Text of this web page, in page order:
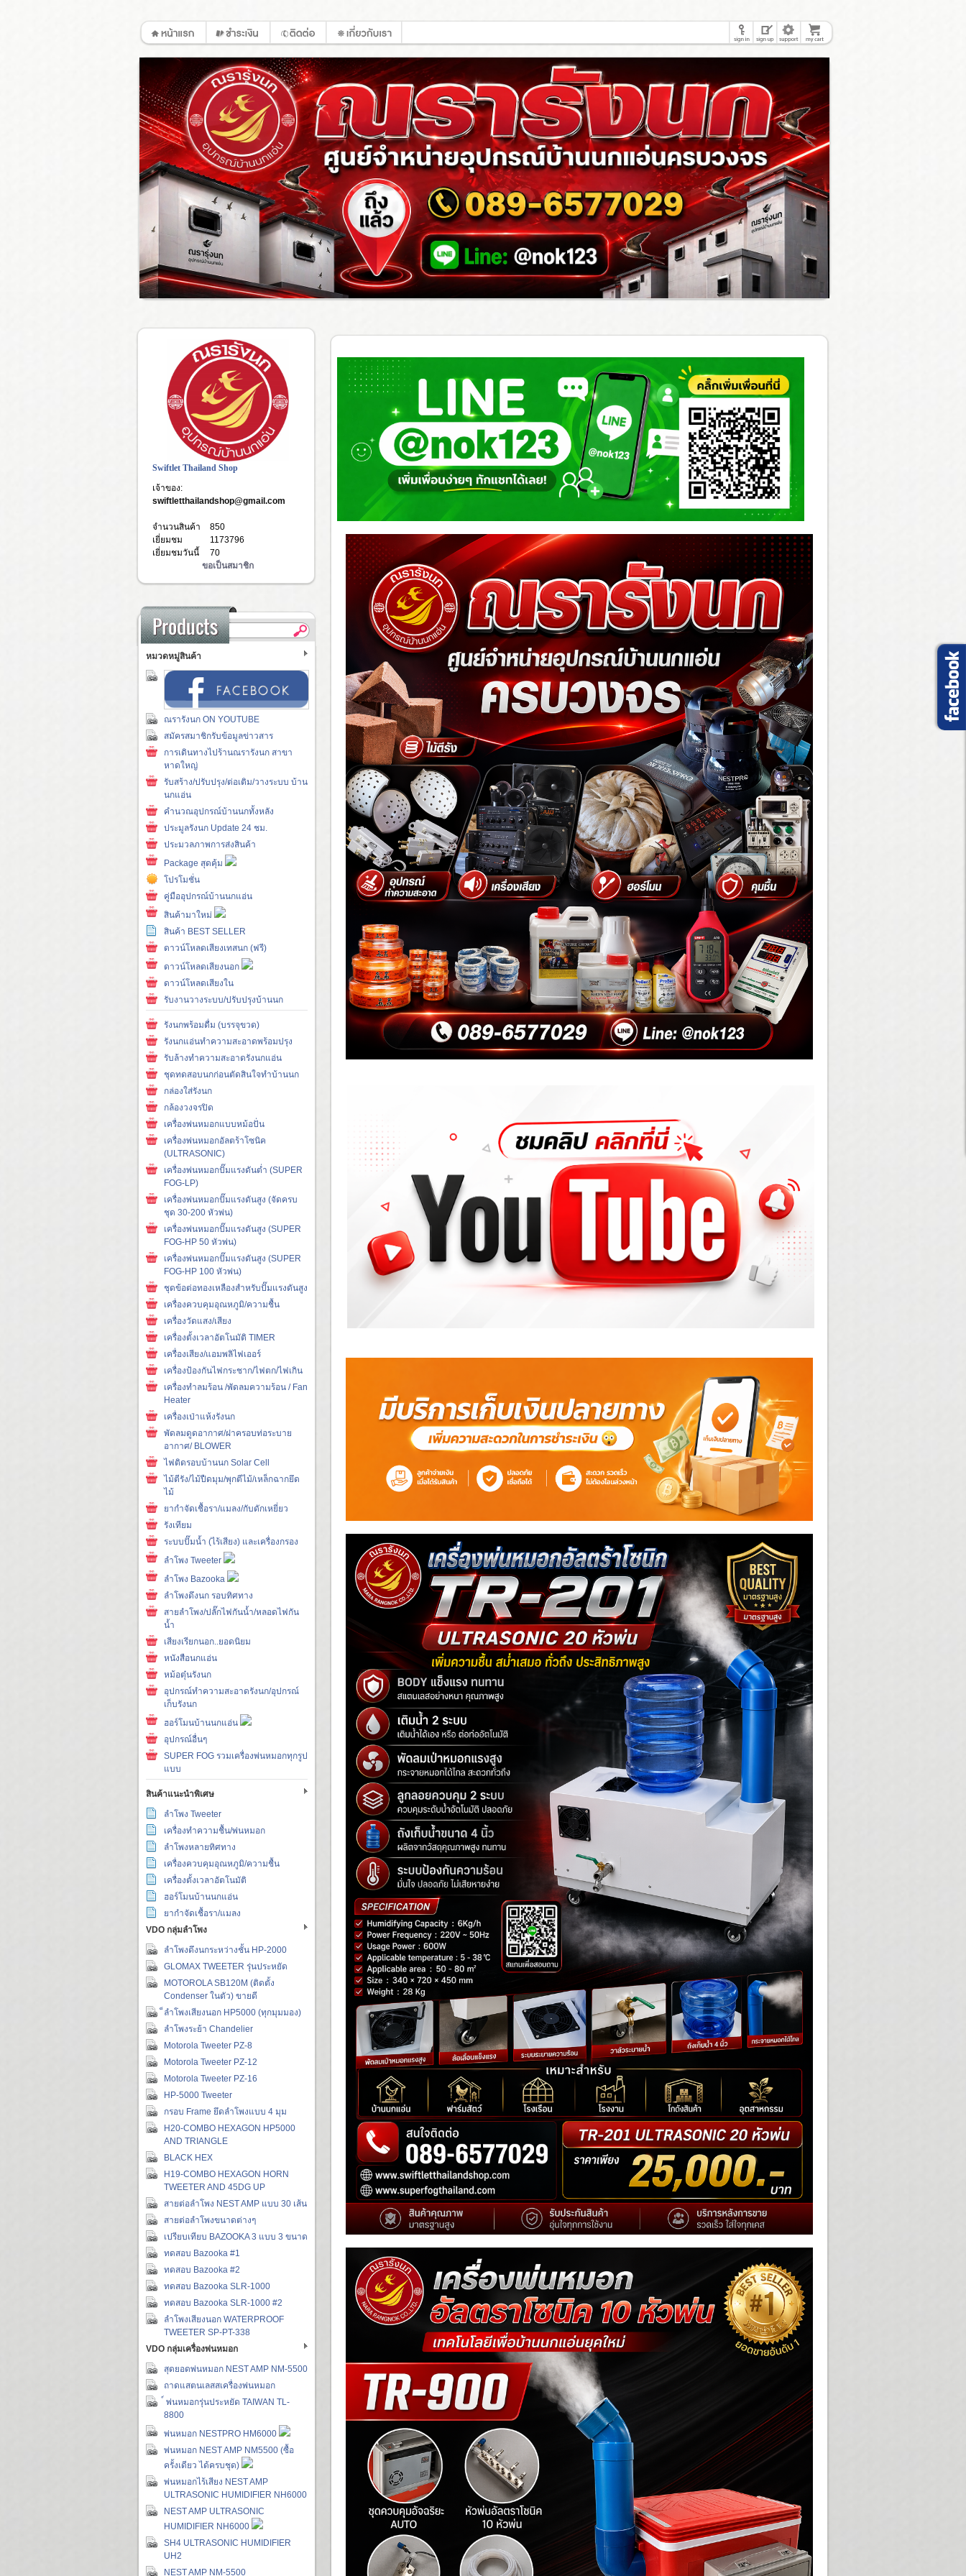
Swiftlet Thailand Shop
เจ้าของ:
swiftletthailandshop@gmail.com
จำนวนสินค้า
850
เยี่ยมชม
1173796
เยี่ยมชมวันนี้
70
ขอเป็นสมาชิก
หมวดหมู่สินค้า
ณรารังนก ON YOUTUBE
สมัครสมาชิกรับข้อมูลข่าวสาร
การเดินทางไปร้านณรารังนก สาขา
หาดใหญ่
รับสร้าง/ปรับปรุง/ต่อเติม/วางระบบ บ้าน
นกแอ่น
คำนวณอุปกรณ์บ้านนกทั้งหลัง
ประมูลรังนก Update 24 ชม.
ประมวลภาพการส่งสินค้า
Package สุดคุ้ม
โปรโมชั่น
คู่มืออุปกรณ์บ้านนกแอ่น
สินค้ามาใหม่
สินค้า BEST SELLER
ดาวน์โหลดเสียงเทสนก (ฟรี)
ดาวน์โหลดเสียงนอก
ดาวน์โหลดเสียงใน
รับงานวางระบบ/ปรับปรุงบ้านนก
รังนกพร้อมดื่ม (บรรจุขวด)
รังนกแอ่นทำความสะอาดพร้อมปรุง
รับล้างทำความสะอาดรังนกแอ่น
ชุดทดสอบนกก่อนตัดสินใจทำบ้านนก
กล่องใส่รังนก
กล้องวงจรปิด
เครื่องพ่นหมอกแบบหม้อปั่น
เครื่องพ่นหมอกอัลตร้าโซนิค
(ULTRASONIC)
เครื่องพ่นหมอกปั๊มแรงดันต่ำ (SUPER
FOG-LP)
เครื่องพ่นหมอกปั๊มแรงดันสูง (จัดครบ
ชุด 30-200 หัวพ่น)
เครื่องพ่นหมอกปั๊มแรงดันสูง (SUPER
FOG-HP 50 หัวพ่น)
เครื่องพ่นหมอกปั๊มแรงดันสูง (SUPER
FOG-HP 100 หัวพ่น)
ชุดข้อต่อทองเหลืองสำหรับปั๊มแรงดันสูง
เครื่องควบคุมอุณหภูมิ/ความชื้น
เครื่องวัดแสง/เสียง
เครื่องตั้งเวลาอัตโนมัติ TIMER
เครื่องเสียง/แอมพลิไฟเออร์
เครื่องป้องกันไฟกระชาก/ไฟตก/ไฟเกิน
เครื่องทำลมร้อน /พัดลมความร้อน / Fan
Heater
เครื่องเป่าแห้งรังนก
พัดลมดูดอากาศ/ฝาครอบท่อระบาย
อากาศ/ BLOWER
ไฟติดรอบบ้านนก Solar Cell
ไม้ตีรัง/ไม้ปืดมุม/พุกตีไม้/เหล็กฉากยึด
ไม้
ยากำจัดเชื้อรา/แมลง/กับดักเหยี่ยว
รังเทียม
ระบบปั๊มน้ำ (ไร้เสียง) และเครื่องกรอง
ลำโพง Tweeter
ลำโพง Bazooka
ลำโพงดึงนก รอบทิศทาง
สายลำโพง/ปลั๊กไฟกันน้ำ/หลอดไฟกัน
น้ำ
เสียงเรียกนอก..ยอดนิยม
หนังสือนกแอ่น
หม้อตุ๋นรังนก
อุปกรณ์ทำความสะอาดรังนก/อุปกรณ์
เก็บรังนก
ฮอร์โมนบ้านนกแอ่น
อุปกรณ์อื่นๆ
SUPER FOG รวมเครื่องพ่นหมอกทุกรูป
แบบ
สินค้าแนะนำพิเศษ
ลำโพง Tweeter
เครื่องทำความชื้น/พ่นหมอก
ลำโพงหลายทิศทาง
เครื่องควบคุมอุณหภูมิ/ความชื้น
เครื่องตั้งเวลาอัตโนมัติ
ฮอร์โมนบ้านนกแอ่น
ยากำจัดเชื้อรา/แมลง
VDO กลุ่มลำโพง
ลำโพงดึงนกระหว่างชั้น HP-2000
GLOMAX TWEETER รุ่นประหยัด
MOTOROLA SB120M (ติดตั้ง
Condenser ในตัว) ขายดี
็ลำโพงเสียงนอก HP5000 (ทุกมุมมอง)
ลำโพงระย้า Chandelier
Motorola Tweeter PZ-8
Motorola Tweeter PZ-12
Motorola Tweeter PZ-16
HP-5000 Tweeter
กรอบ Frame ยึดลำโพงแบบ 4 มุม
H20-COMBO HEXAGON HP5000
AND TRIANGLE
BLACK HEX
H19-COMBO HEXAGON HORN
TWEETER AND 45DG UP
สายต่อลำโพง NEST AMP แบบ 30 เส้น
สายต่อลำโพงขนาดต่างๆ
เปรียบเทียบ BAZOOKA 3 แบบ 3 ขนาด
ทดสอบ Bazooka #1
ทดสอบ Bazooka #2
ทดสอบ Bazooka SLR-1000
ทดสอบ Bazooka SLR-1000 #2
ลำโพงเสียงนอก WATERPROOF
TWEETER SP-PT-338
VDO กลุ่มเครื่องพ่นหมอก
สุดยอดพ่นหมอก NEST AMP NM-5500
ถาดแสตนเลสสเครื่องพ่นหมอก
์ พ่นหมอกรุ่นประหยัด TAIWAN TL-
8800
พ่นหมอก NESTPRO HM6000
พ่นหมอก NEST AMP NM5500 (ซื้อ
ครั้งเดียว ได้ครบชุด)
พ่นหมอกไร้เสียง NEST AMP
ULTRASONIC HUMIDIFIER NH6000
NEST AMP ULTRASONIC
HUMIDIFIER NH6000
SH4 ULTRASONIC HUMIDIFIER
UH2
NEST AMP NM-5500